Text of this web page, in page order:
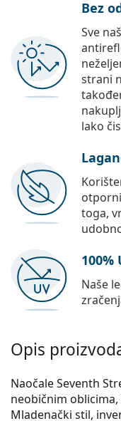
Bez
Sve
strani
lako
toga,
100%
Naše
Opis
Naočale Seventh
neobičnim
Mladenački stil,